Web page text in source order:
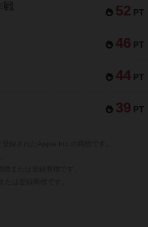
52 PT
戦
46 PT
44 PT
39 PT